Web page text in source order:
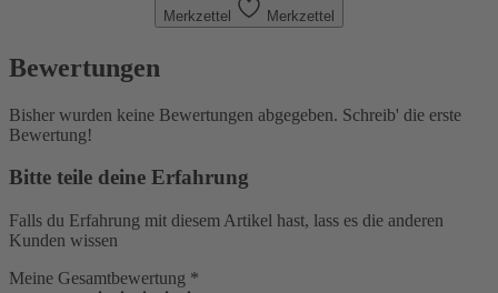
Merkzettel Merkzettel
Bewertungen
Bisher wurden keine Bewertungen abgegeben. Schreib' die erste
Bewertung!
Bitte teile deine Erfahrung
Falls du Erfahrung mit diesem Artikel hast, lass es die anderen
Kunden wissen
Meine Gesamtbewertung *